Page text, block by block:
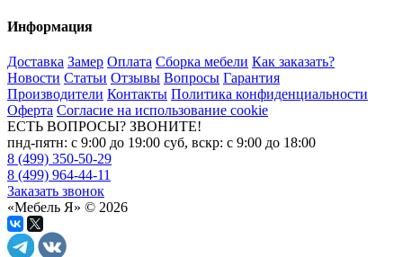
Информация
Доставка Замер Оплата Сборка мебели Как заказать?
Новости Статьи Отзывы Вопросы Гарантия
Производители Контакты Политика конфиденциальности
Оферта Согласие на использование cookie
ЕСТЬ ВОПРОСЫ? ЗВОНИТЕ!
пнд-пятн: с 9:00 до 19:00 суб, вскр: с 9:00 до 18:00
8 (499) 350-50-29
8 (499) 964-44-11
Заказать звонок
«Мебель Я» © 2026